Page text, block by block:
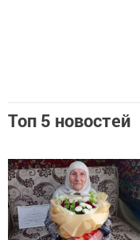
Топ 5 новостей